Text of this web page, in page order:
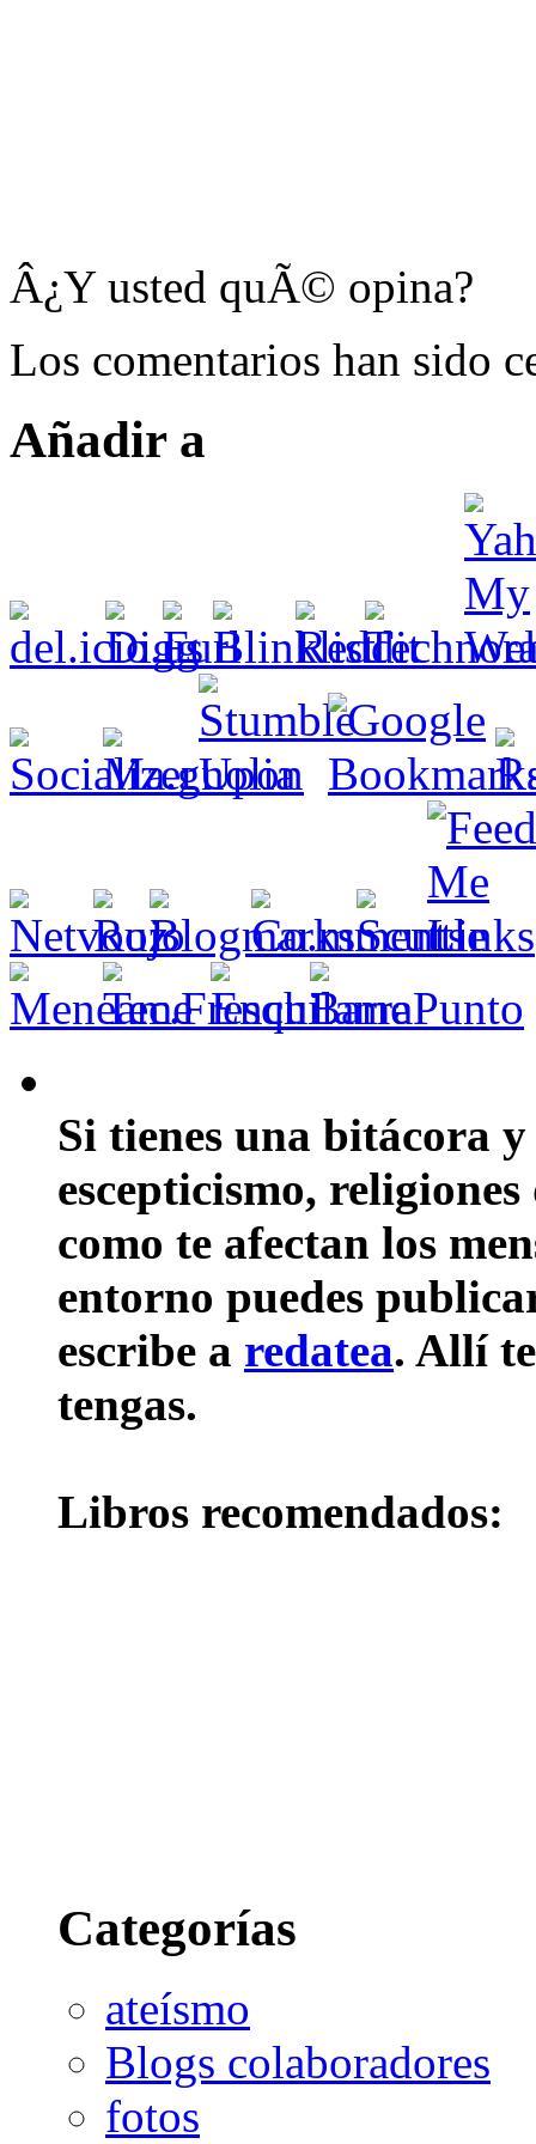
Â¿Y usted quÃ© opina?
Los comentarios han sido
Añadir a
Si tienes una bitácora
escepticismo,
como te afectan los
entorno puedes
escribe a redatea. Allí
tengas.
Libros recomendados:
Categorías
ateísmo
Blogs colaboradores
fotos